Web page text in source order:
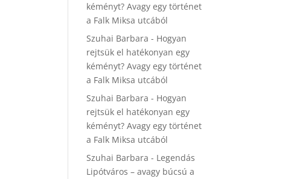
kéményt? Avagy egy történet
a Falk Miksa utcából
Szuhai Barbara - Hogyan
rejtsük el hatékonyan egy
kéményt? Avagy egy történet
a Falk Miksa utcából
Szuhai Barbara - Hogyan
rejtsük el hatékonyan egy
kéményt? Avagy egy történet
a Falk Miksa utcából
Szuhai Barbara - Legendás
Lipótváros – avagy búcsú a